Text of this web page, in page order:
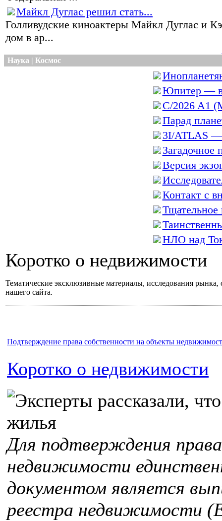
Майкл Дуглас решил стать...
Голливудские киноактеры Майкл Дуглас и
дом в ар...
Наука | Космос
Юпитер —
C/2026 A1
Парад
3I/ATLAS —
Загадочное
Версия
Контакт с
Тщательное
НЛО над
Коротко о недвижимости
Тематические эксклюзивные материалы, исследования
нашего сайта.
Подтверждение права собственности на объекты
Коротко о недвижимости
Для подтверждения
недвижимости
документом является
реестра недвижимости